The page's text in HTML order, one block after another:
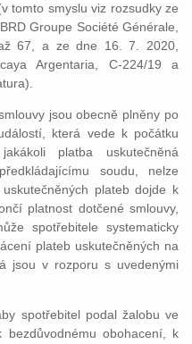
tomto smyslu viz rozsudky ze
Groupe Société Générale,
67, a ze dne 16. 7. 2020,
Argentaria, C‑224/19 a
jsou obecně plněny po
která vede k počátku
platba uskutečněná
soudu, nelze
plateb dojde k
platnost dotčené smlouvy,
spotřebitele systematicky
plateb uskutečněných na
jsou v rozporu s uvedenými
spotřebitel podal žalobu ve
obohacení, k